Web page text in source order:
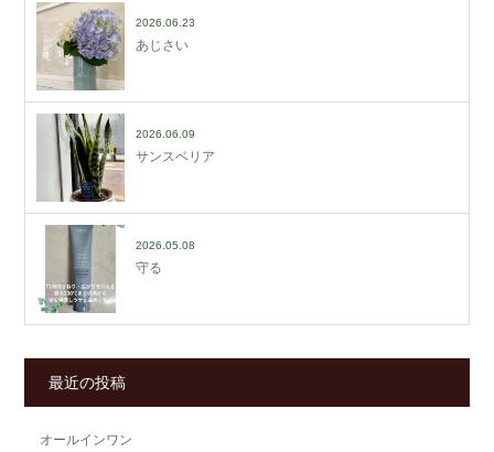
2026.06.23
あじさい
2026.06.09
サンスベリア
2026.05.08
守る
最近の投稿
オールインワン